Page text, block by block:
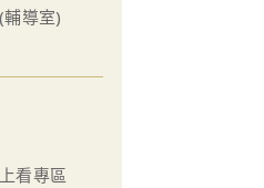
導室)
看專區